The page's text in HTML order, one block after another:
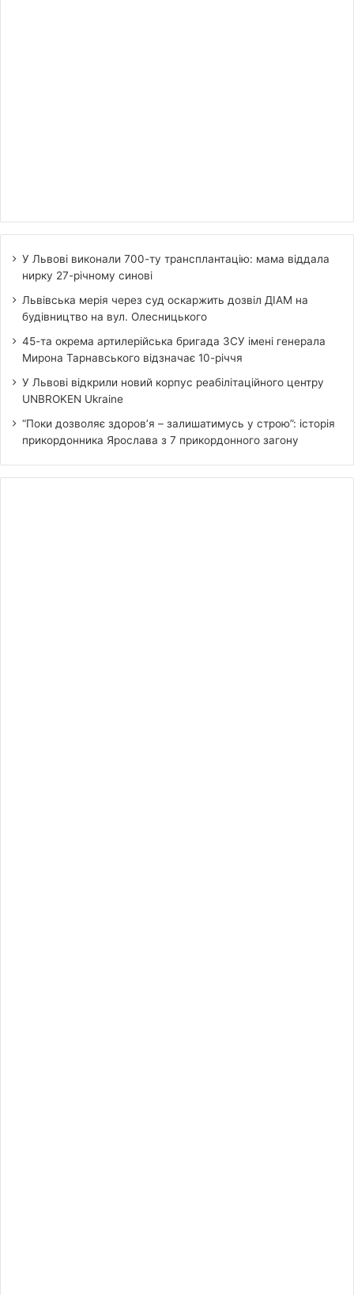
У Львові виконали 700-ту трансплантацію: мама віддала
нирку 27-річному синові
Львівська мерія через суд оскаржить дозвіл ДІАМ на
будівництво на вул. Олесницького
45-та окрема артилерійська бригада ЗСУ імені генерала
Мирона Тарнавського відзначає 10-річчя
У Львові відкрили новий корпус реабілітаційного центру
UNBROKEN Ukraine
“Поки дозволяє здоров’я – залишатимусь у строю”: історія
прикордонника Ярослава з 7 прикордонного загону